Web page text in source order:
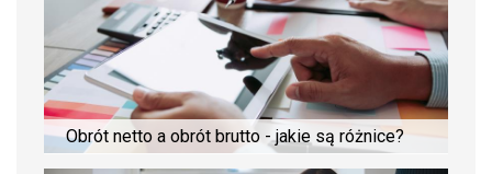
Obrót netto a obrót brutto - jakie są różnice?